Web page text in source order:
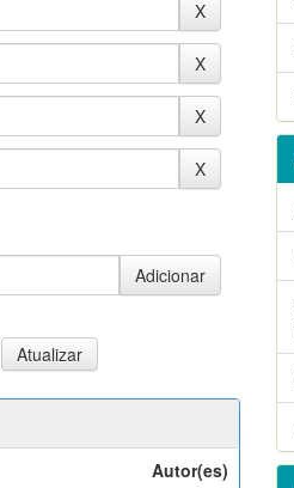
Autor(es)